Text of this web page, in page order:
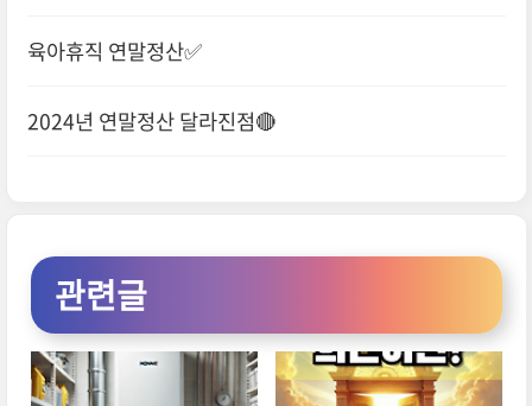
육아휴직 연말정산✅
2024년 연말정산 달라진점🔴
관련글